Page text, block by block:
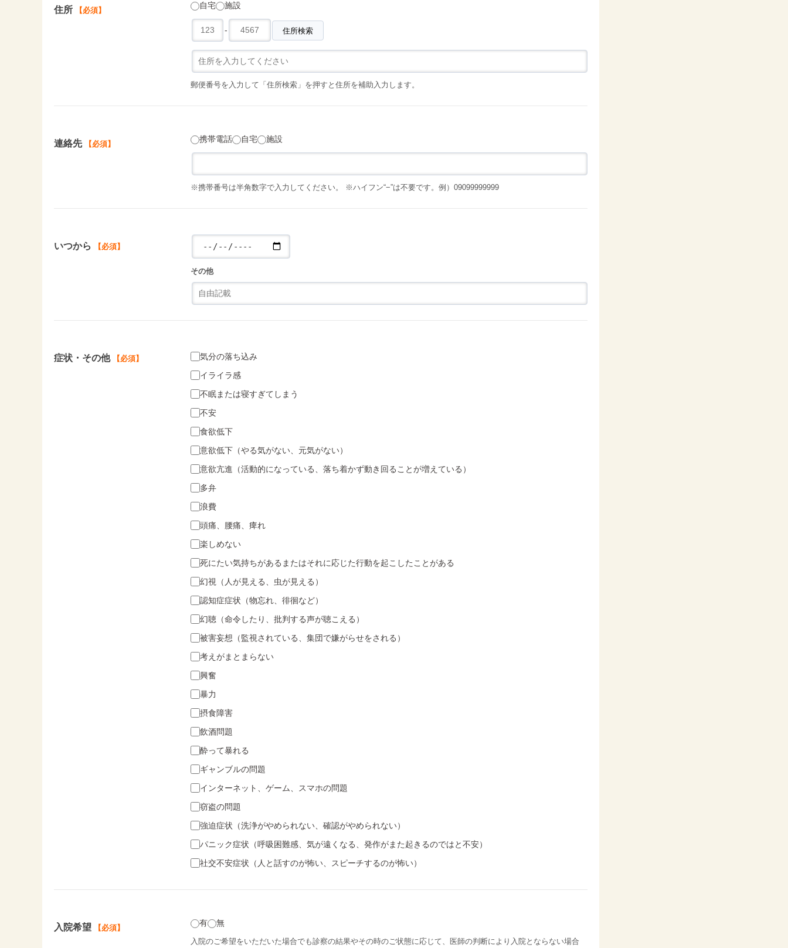
住所 【必須】
自宅 施設
- 住所検索
郵便番号を入力して「住所検索」を押すと住所を補助入力します。
連絡先 【必須】
携帯電話 自宅 施設
※携帯番号は半角数字で入力してください。 ※ハイフン“−”は不要です。例）09099999999
いつから 【必須】
その他
症状・その他 【必須】
気分の落ち込み
イライラ感
不眠または寝すぎてしまう
不安
食欲低下
意欲低下（やる気がない、元気がない）
意欲亢進（活動的になっている、落ち着かず動き回ることが増えている）
多弁
浪費
頭痛、腰痛、痺れ
楽しめない
死にたい気持ちがあるまたはそれに応じた行動を起こしたことがある
幻視（人が見える、虫が見える）
認知症症状（物忘れ、徘徊など）
幻聴（命令したり、批判する声が聴こえる）
被害妄想（監視されている、集団で嫌がらせをされる）
考えがまとまらない
興奮
暴力
摂食障害
飲酒問題
酔って暴れる
ギャンブルの問題
インターネット、ゲーム、スマホの問題
窃盗の問題
強迫症状（洗浄がやめられない、確認がやめられない）
パニック症状（呼吸困難感、気が遠くなる、発作がまた起きるのではと不安）
社交不安症状（人と話すのが怖い、スピーチするのが怖い）
入院希望 【必須】
有 無
入院のご希望をいただいた場合でも診察の結果やその時のご状態に応じて、医師の判断により入院とならない場合